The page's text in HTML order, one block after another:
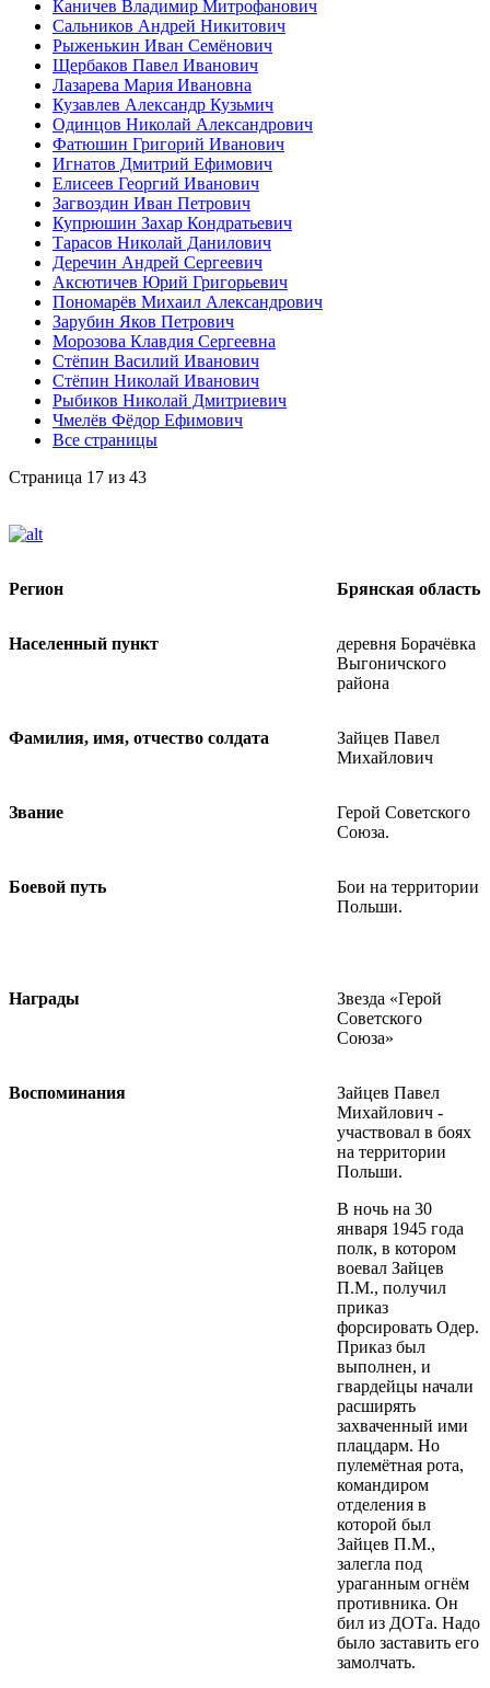
Каничев Владимир Митрофанович
Сальников Андрей Никитович
Рыженькин Иван Семёнович
Щербаков Павел Иванович
Лазарева Мария Ивановна
Кузавлев Александр Кузьмич
Одинцов Николай Александрович
Фатюшин Григорий Иванович
Игнатов Дмитрий Ефимович
Елисеев Георгий Иванович
Загвоздин Иван Петрович
Купрюшин Захар Кондратьевич
Тарасов Николай Данилович
Деречин Андрей Сергеевич
Аксютичев Юрий Григорьевич
Пономарёв Михаил Александрович
Зарубин Яков Петрович
Морозова Клавдия Сергеевна
Стёпин Василий Иванович
Стёпин Николай Иванович
Рыбиков Николай Дмитриевич
Чмелёв Фёдор Ефимович
Все страницы
Страница 17 из 43
Регион Брянская область
Населенный пункт
деревня Борачёвка
Выгоничского
района
Фамилия, имя, отчество солдата
Зайцев Павел
Михайлович
Звание
Герой Советского
Союза.
Боевой путь
Бои на территории
Польши.
Награды
Звезда «Герой
Советского
Союза»
Воспоминания
Зайцев Павел
Михайлович -
участвовал в боях
на территории
Польши.
В ночь на 30
января 1945 года
полк, в котором
воевал Зайцев
П.М., получил
приказ
форсировать Одер.
Приказ был
выполнен, и
гвардейцы начали
расширять
захваченный ими
плацдарм. Но
пулемётная рота,
командиром
отделения в
которой был
Зайцев П.М.,
залегла под
ураганным огнём
противника. Он
бил из ДОТа. Надо
было заставить его
замолчать.